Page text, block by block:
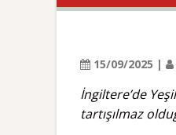
15/09/2025 |
İngiltere’de
tartışılmaz